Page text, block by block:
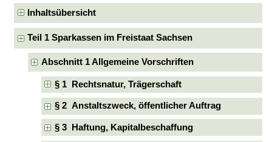
Inhaltsübersicht
Teil 1 Sparkassen im Freistaat Sachsen
Abschnitt 1 Allgemeine Vorschriften
§ 1 Rechtsnatur, Trägerschaft
§ 2 Anstaltszweck, öffentlicher Auftrag
§ 3 Haftung, Kapitalbeschaffung